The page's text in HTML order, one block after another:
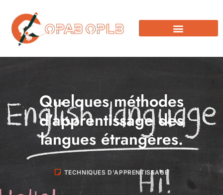
Quelques méthodes
d’apprentissage des
langues étrangères.
TECHNIQUES D'APPRENTISSAGE